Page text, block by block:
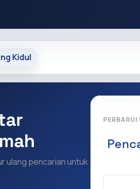
Kidul
ulang pencarian untuk
PERBARUI